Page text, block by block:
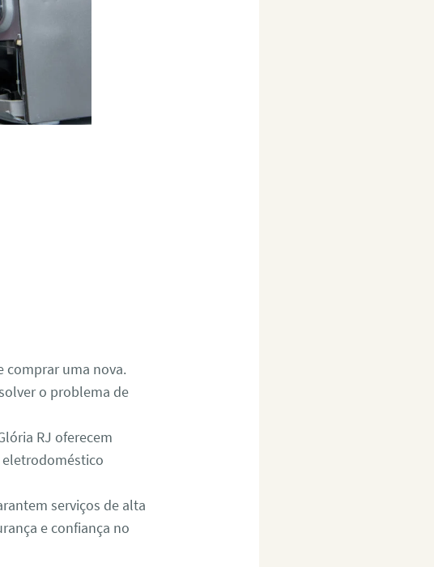
comprar uma nova.
o problema de
RJ oferecem
serviços de alta
e confiança no